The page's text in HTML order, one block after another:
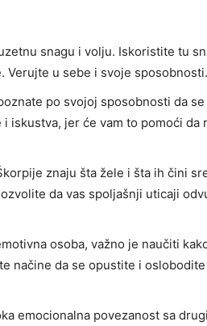
snagu i volju. Iskoristite tu
u sebe i svoje sposobnosti.
po svojoj sposobnosti da
iskustva, jer će vam to pomoći da
znaju šta žele i šta ih čini
da vas spoljašnji uticaji
osoba, važno je naučiti
načine da se opustite i
emocionalna povezanost sa